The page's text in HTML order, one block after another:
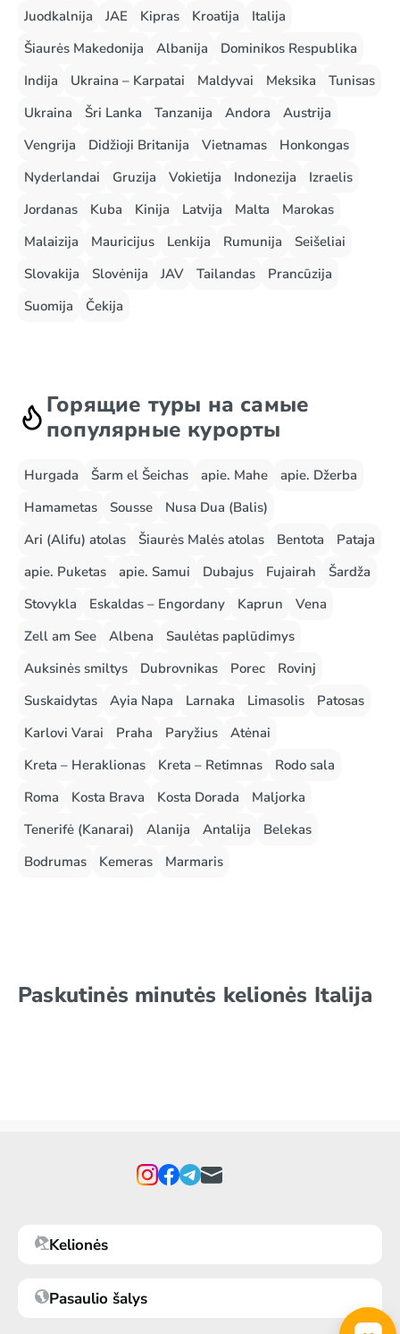
Juodkalnija
JAE Kipras Kroatija
Italija
Šiaurės Makedonija
Albanija
Dominikos Respublika
Indija
Ukraina – Karpatai Maldyvai Meksika
Tunisas
Ukraina
Šri Lanka Tanzanija Andora
Austrija
Vengrija
Didžioji Britanija Vietnamas
Honkongas
Nyderlandai
Gruzija Vokietija Indonezija
Izraelis
Jordanas
Kuba Kinija Latvija Malta
Marokas
Malaizija
Mauricijus Lenkija Rumunija
Seišeliai
Slovakija
Slovėnija JAV Tailandas
Prancūzija
Suomija
Čekija
Горящие туры на самые
популярные курорты
Hurgada Šarm el Šeichas apie. Mahe
apie. Džerba
Hamametas
Sousse
Nusa Dua (Balis)
Ari (Alifu) atolas
Šiaurės Malės atolas Bentota
Pataja
apie. Puketas
apie. Samui Dubajus Fujairah
Šardža
Stovykla
Eskaldas – Engordany Kaprun
Vena
Zell am See
Albena
Saulėtas paplūdimys
Auksinės smiltys
Dubrovnikas Porec
Rovinj
Suskaidytas
Ayia Napa Larnaka Limasolis
Patosas
Karlovi Varai
Praha Paryžius
Atėnai
Kreta – Heraklionas
Kreta – Retimnas
Rodo sala
Roma
Kosta Brava Kosta Dorada
Maljorka
Tenerifė (Kanarai)
Alanija Antalija
Belekas
Bodrumas
Kemeras Marmaris
Paskutinės minutės kelionės Italija
Kelionės
Pasaulio šalys